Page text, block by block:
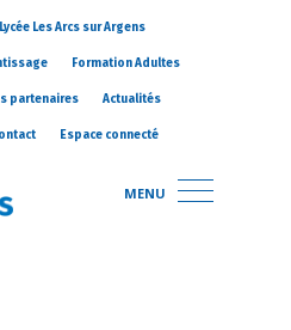
Lycée Les Arcs sur Argens
Formation Adultes
partenaires Actualités
Espace connecté
MENU